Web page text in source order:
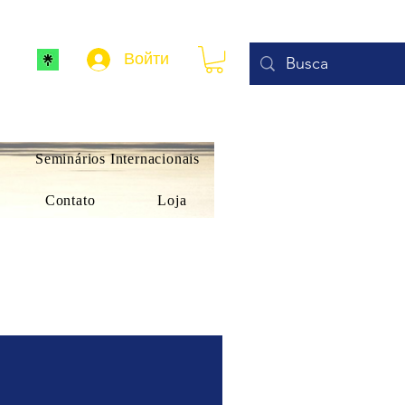
Войти
Seminários Internacionais
Contato Loja